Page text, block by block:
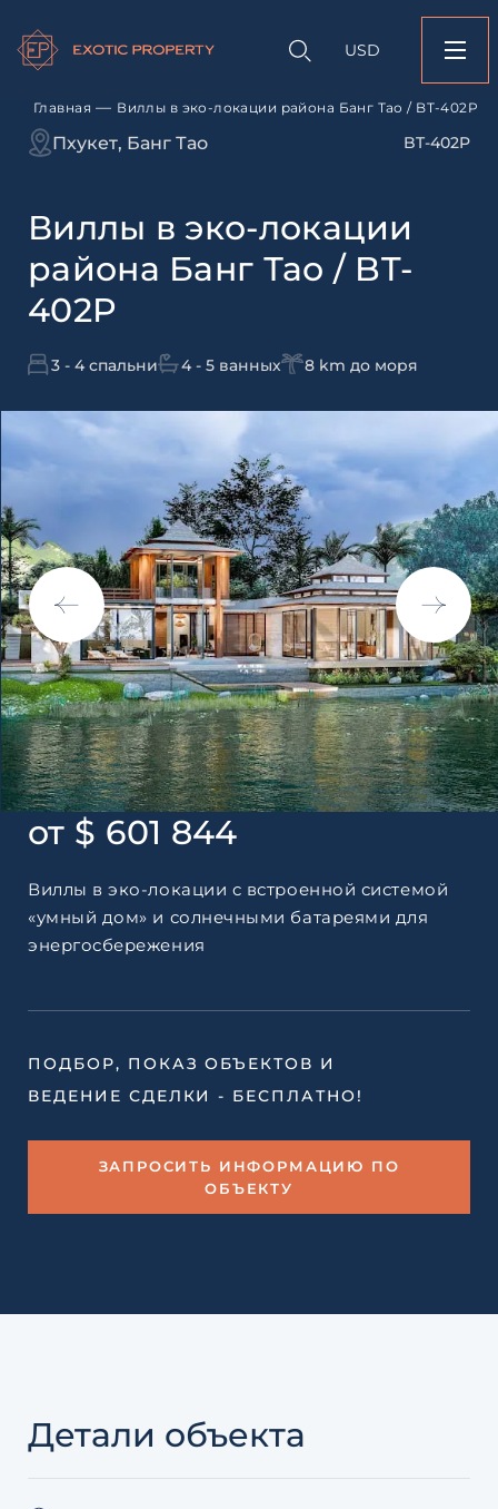
USD
Главная — Виллы в эко-локации района Банг Тао / BT-402P
Пхукет, Банг Тао BT-402P
Виллы в эко-локации
района Банг Тао / BT-
402P
3 - 4 спальни 4 - 5 ванных 8 km до моря
от $ 601 844
Виллы в эко-локации с встроенной системой
«умный дом» и солнечными батареями для
энергосбережения
ПОДБОР, ПОКАЗ ОБЪЕКТОВ И
ВЕДЕНИЕ СДЕЛКИ - БЕСПЛАТНО!
ЗАПРОСИТЬ ИНФОРМАЦИЮ ПО
ОБЪЕКТУ
Детали объекта
Оставить
свяжется с вами
Согласен с
Я даю согласие на
рассылок
объекту
Виллы в эко-
Банг Тао / BT-402P
Оставьте заявку и
свяжется с вами
Согласен с
по обработке
недвижимости